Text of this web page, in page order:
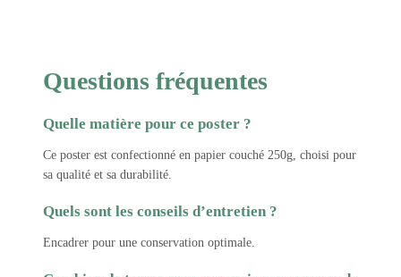
Questions fréquentes
Quelle matière pour ce poster ?
Ce poster est confectionné en papier couché 250g, choisi pour
sa qualité et sa durabilité.
Quels sont les conseils d’entretien ?
Encadrer pour une conservation optimale.